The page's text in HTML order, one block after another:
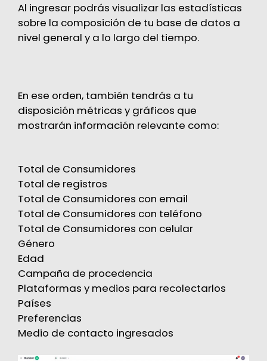
Al ingresar podrás visualizar las estadísticas
sobre la composición de tu base de datos a
nivel general y a lo largo del tiempo.
En ese orden, también tendrás a tu
disposición métricas y gráficos que
mostrarán información relevante como:
Total de Consumidores
Total de registros
Total de Consumidores con email
Total de Consumidores con teléfono
Total de Consumidores con celular
Género
Edad
Campaña de procedencia
Plataformas y medios para recolectarlos
Países
Preferencias
Medio de contacto ingresados